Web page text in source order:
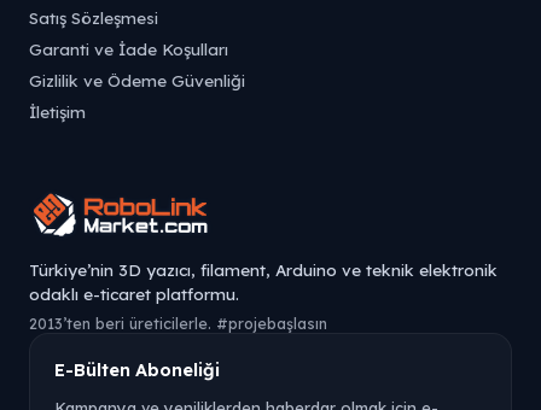
Satış Sözleşmesi
Garanti ve İade Koşulları
Gizlilik ve Ödeme Güvenliği
İletişim
Türkiye’nin 3D yazıcı, filament, Arduino ve teknik elektronik
odaklı e-ticaret platformu.
2013’ten beri üreticilerle. #projebaşlasın
E-Bülten Aboneliği